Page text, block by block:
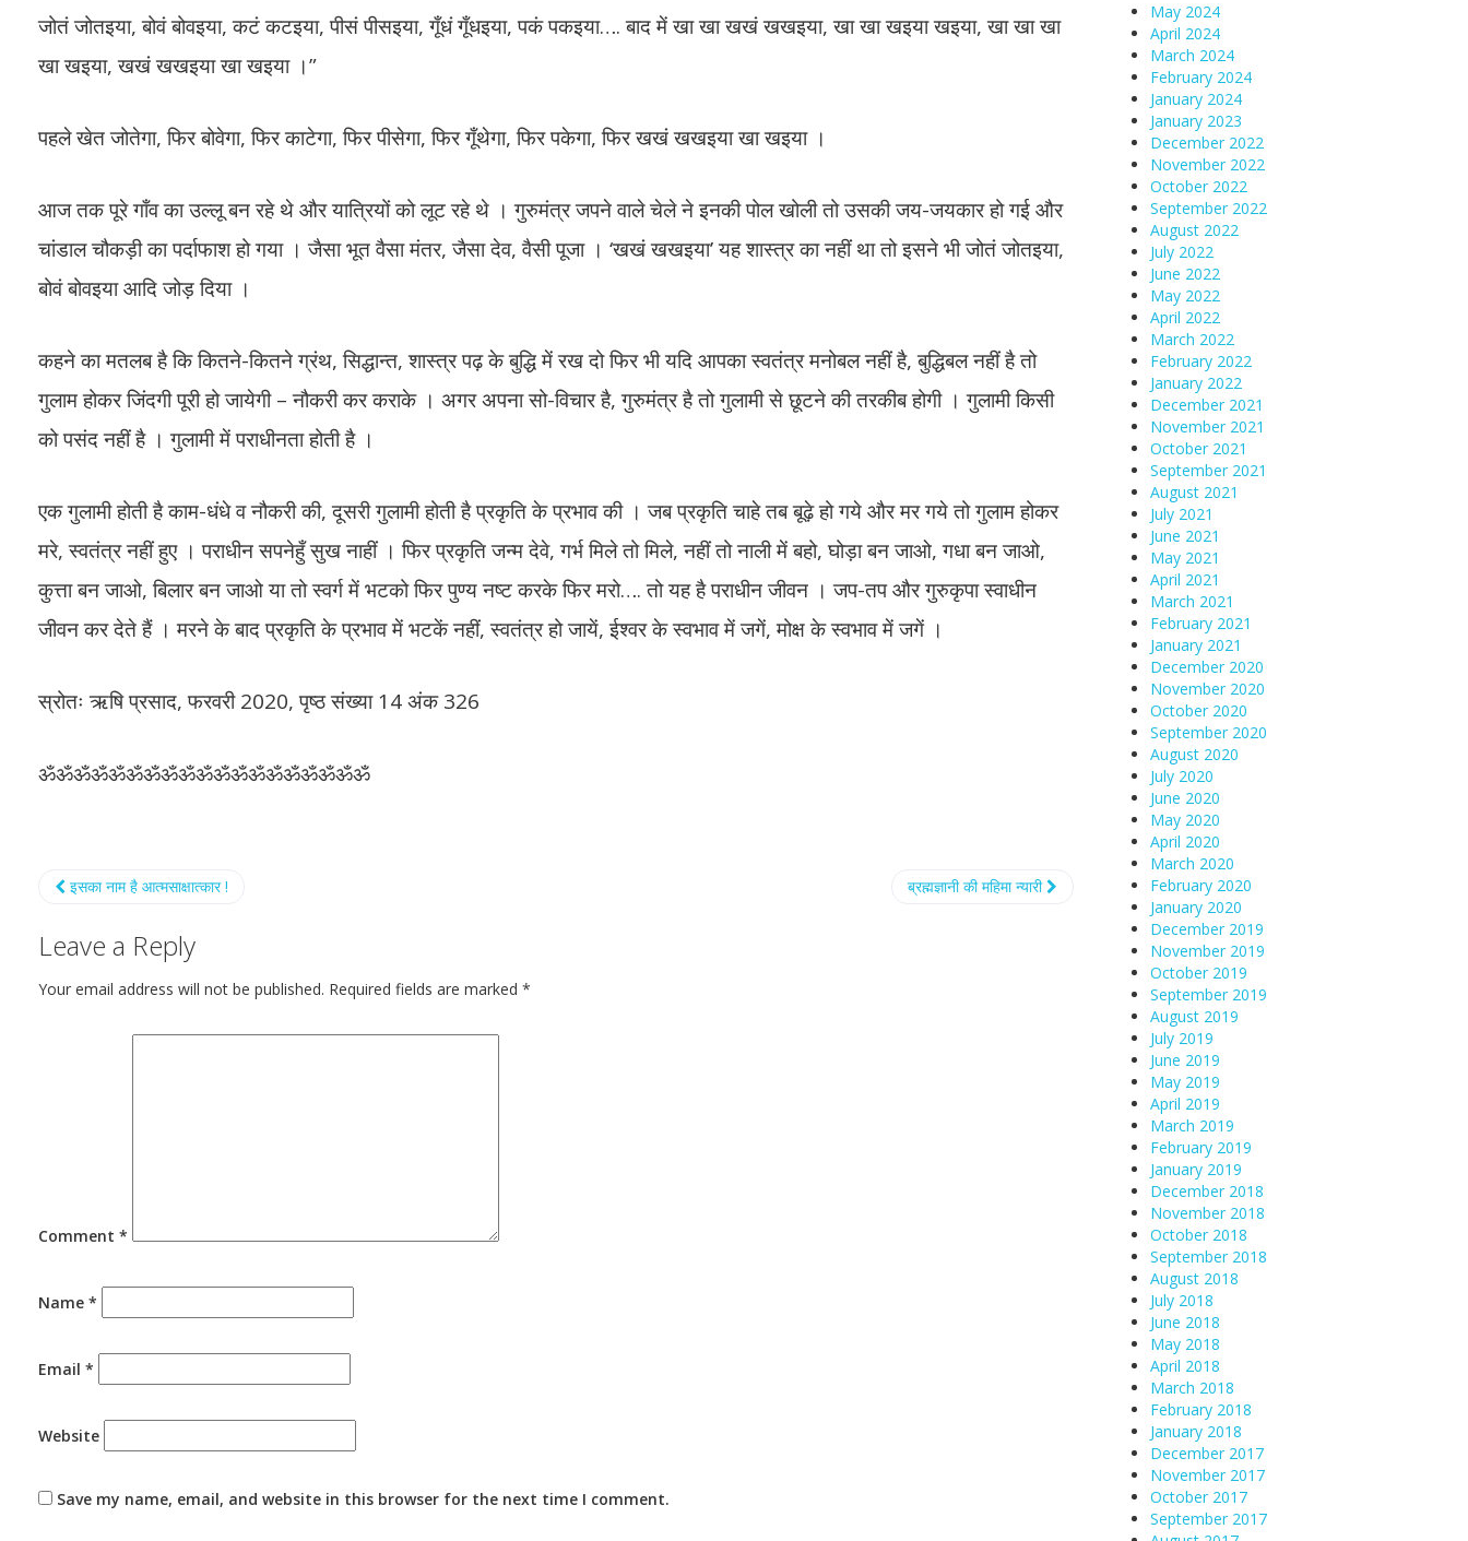
जोतं जोतइया, बोवं बोवइया, कटं कटइया, पीसं पीसइया, गूँधं गूँधइया, पकं पकइया…. बाद में खा खा खखं खखइया, खा खा खइया खइया, खा खा खा
खा खइया, खखं खखइया खा खइया ।”
पहले खेत जोतेगा, फिर बोवेगा, फिर काटेगा, फिर पीसेगा, फिर गूँथेगा, फिर पकेगा, फिर खखं खखइया खा खइया ।
आज तक पूरे गाँव का उल्लू बन रहे थे और यात्रियों को लूट रहे थे । गुरुमंत्र जपने वाले चेले ने इनकी पोल खोली तो उसकी जय-जयकार हो गई और
चांडाल चौकड़ी का पर्दाफाश हो गया । जैसा भूत वैसा मंतर, जैसा देव, वैसी पूजा । ‘खखं खखइया’ यह शास्त्र का नहीं था तो इसने भी जोतं जोतइया,
बोवं बोवइया आदि जोड़ दिया ।
कहने का मतलब है कि कितने-कितने ग्रंथ, सिद्धान्त, शास्त्र पढ़ के बुद्धि में रख दो फिर भी यदि आपका स्वतंत्र मनोबल नहीं है, बुद्धिबल नहीं है तो
गुलाम होकर जिंदगी पूरी हो जायेगी – नौकरी कर कराके । अगर अपना सो-विचार है, गुरुमंत्र है तो गुलामी से छूटने की तरकीब होगी । गुलामी किसी
को पसंद नहीं है । गुलामी में पराधीनता होती है ।
एक गुलामी होती है काम-धंधे व नौकरी की, दूसरी गुलामी होती है प्रकृति के प्रभाव की । जब प्रकृति चाहे तब बूढ़े हो गये और मर गये तो गुलाम होकर
मरे, स्वतंत्र नहीं हुए । पराधीन सपनेहुँ सुख नाहीं । फिर प्रकृति जन्म देवे, गर्भ मिले तो मिले, नहीं तो नाली में बहो, घोड़ा बन जाओ, गधा बन जाओ,
कुत्ता बन जाओ, बिलार बन जाओ या तो स्वर्ग में भटको फिर पुण्य नष्ट करके फिर मरो…. तो यह है पराधीन जीवन । जप-तप और गुरुकृपा स्वाधीन
जीवन कर देते हैं । मरने के बाद प्रकृति के प्रभाव में भटकें नहीं, स्वतंत्र हो जायें, ईश्वर के स्वभाव में जगें, मोक्ष के स्वभाव में जगें ।
स्रोतः ऋषि प्रसाद, फरवरी 2020, पृष्ठ संख्या 14 अंक 326
ॐॐॐॐॐॐॐॐॐॐॐॐॐॐॐॐॐॐॐ
इसका नाम है आत्मसाक्षात्कार ! ब्रह्मज्ञानी की महिमा न्यारी
Leave a Reply
Your email address will not be published. Required fields are marked *
Comment *
Name *
Email *
Website
Save my name, email, and website in this browser for the next time I comment.
May 2024
April 2024
March 2024
February 2024
January 2024
January 2023
December 2022
November 2022
October 2022
September 2022
August 2022
July 2022
June 2022
May 2022
April 2022
March 2022
February 2022
January 2022
December 2021
November 2021
October 2021
September 2021
August 2021
July 2021
June 2021
May 2021
April 2021
March 2021
February 2021
January 2021
December 2020
November 2020
October 2020
September 2020
August 2020
July 2020
June 2020
May 2020
April 2020
March 2020
February 2020
January 2020
December 2019
November 2019
October 2019
September 2019
August 2019
July 2019
June 2019
May 2019
April 2019
March 2019
February 2019
January 2019
December 2018
November 2018
October 2018
September 2018
August 2018
July 2018
June 2018
May 2018
April 2018
March 2018
February 2018
January 2018
December 2017
November 2017
October 2017
September 2017